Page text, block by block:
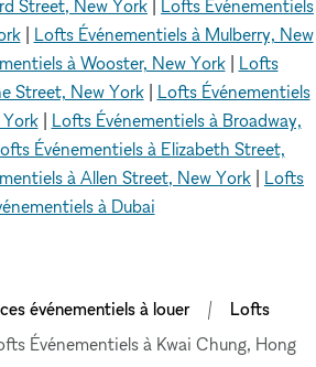
Street, New York
Lofts Événementiels
| Lofts Événementiels à Mulberry, New
à Wooster, New York| Lofts
Street, New York| Lofts Événementiels
| Lofts Événementiels à Broadway,
Événementiels à Elizabeth Street,
à Allen Street, New York
Lofts
à Dubai
événementiels à louer
Lofts
Événementiels à Kwai Chung, Hong